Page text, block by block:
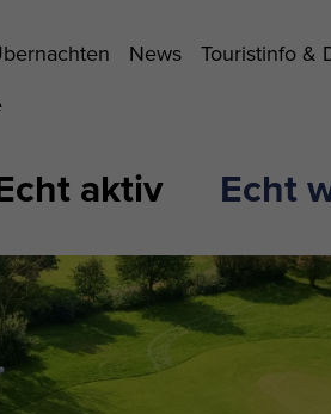
News Touristinfo &
aktiv Echt